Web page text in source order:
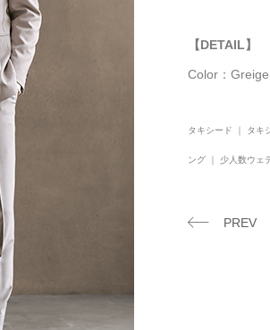
【DETAIL】
Color：Greige
タキシード ｜ タキ
ング ｜ 少人数ウェ
PREV